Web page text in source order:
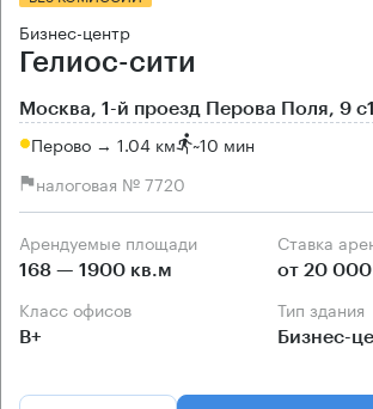
Бизнес-центр
Гелиос-сити
Москва, 1-й проезд Перова Поля, 9 с1
Перово → 1.04 км ~10 мин
налоговая № 7720
Арендуемые площади
168 — 1900 кв.м
Ставка
от 20 000
Класс офисов
B+
Тип здания
Бизнес-